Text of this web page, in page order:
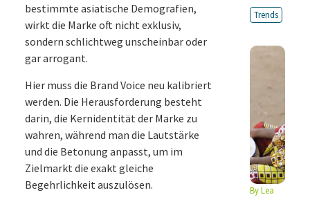
bestimmte asiatische Demografien,
wirkt die Marke oft nicht exklusiv,
sondern schlichtweg unscheinbar oder
gar arrogant.
Hier muss die Brand Voice neu kalibriert
werden. Die Herausforderung besteht
darin, die Kernidentität der Marke zu
wahren, während man die Lautstärke
und die Betonung anpasst, um im
Zielmarkt die exakt gleiche
Begehrlichkeit auszulösen.
Trends
ByLea